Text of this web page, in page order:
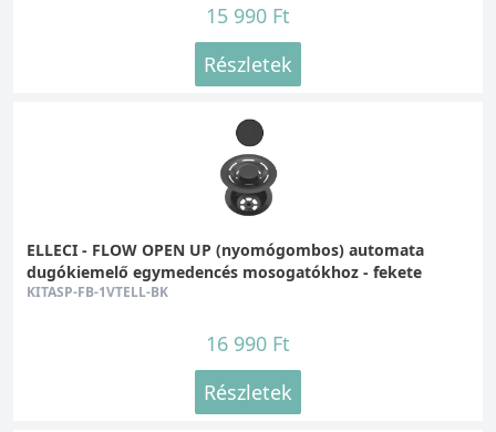
15 990 Ft
Részletek
ELLECI - FLOW OPEN UP (nyomógombos) automata
dugókiemelő egymedencés mosogatókhoz - fekete
KITASP-FB-1VTELL-BK
16 990 Ft
Részletek